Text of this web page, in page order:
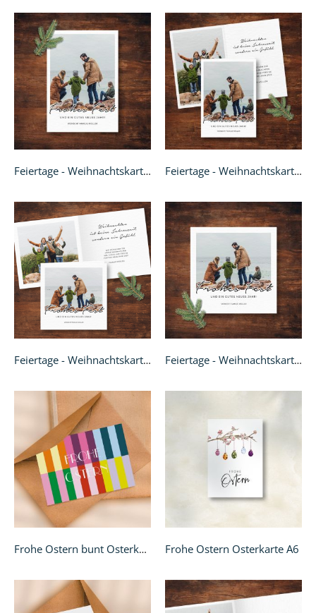
Feiertage - Weihnachtskarte A6 Feiertage - Weihnachtskarte A6 Klappkarte
Feiertage - Weihnachtskarte Klappkarte quadratisch Feiertage - Weihnachtskarte quadratisch
Frohe Ostern bunt Osterkarte Frohe Ostern Osterkarte A6